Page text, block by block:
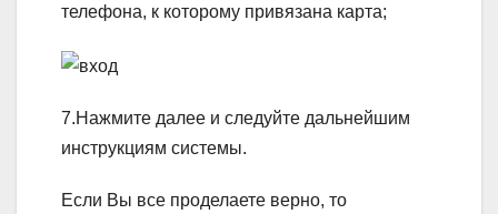
телефона, к которому привязана карта;
7.Нажмите далее и следуйте дальнейшим
инструкциям системы.
Если Вы все проделаете верно, то